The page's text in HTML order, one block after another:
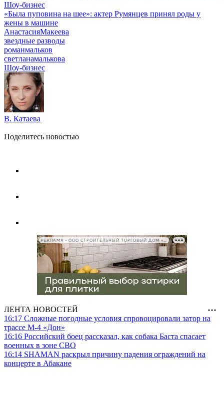
Шоу-бизнес
«Была пуповина на шее»: актер Румянцев принял роды у
жены в машине
АнастасияМакеева
звездные разводы
романмальков
светланамалькова
Шоу-бизнес
В. Катаева
Поделитесь новостью
РЕКЛАМА • ООО СТРОИТЕЛЬНЫЙ ТОРГОВЫЙ ДОМ «ПЕТРОВИЧ», ИНН 7802348846
ЛЕНТА НОВОСТЕЙ
16:17 Сложные погодные условия спровоцировали затор на
трассе М-4 «Дон»
16:16 Российский боец рассказал, как собака Баста спасает
военных в зоне СВО
16:14 SHAMAN раскрыл причину падения ограждений на
концерте в Абакане